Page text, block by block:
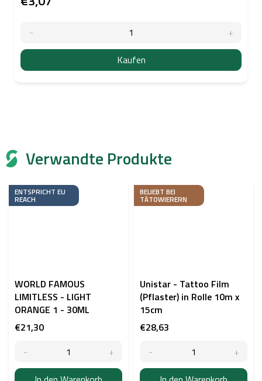
Verwandte Produkte
ENTSPRICHT EU
REACH
WORLD FAMOUS
LIMITLESS - LIGHT
ORANGE 1 - 30ML
€21,30
BELIEBT BEI
TÄTOWIERERN
Unistar - Tattoo Film
(Pflaster) in Rolle 10m x
15cm
€28,63
Kaufen